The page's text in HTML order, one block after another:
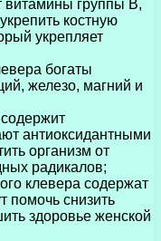
витамины группы В,
костную
укрепляет
богаты
железо, магний и
антиоксидантными
организм от
радикалов;
клевера содержат
помочь снизить
здоровье женской